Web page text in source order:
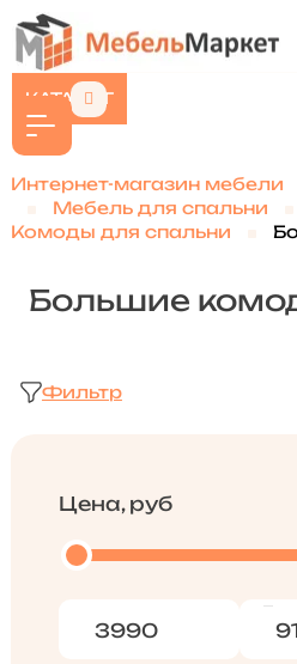
КАТАЛОГ
Интернет-магазин мебели
Мебель для спальни
Комоды для спальни
Большие
Фильтр
Цена, руб